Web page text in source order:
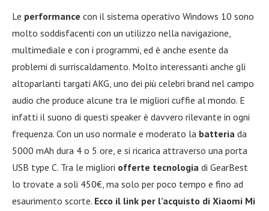
Le performance con il sistema operativo Windows 10 sono
molto soddisfacenti con un utilizzo nella navigazione,
multimediale e con i programmi, ed è anche esente da
problemi di surriscaldamento. Molto interessanti anche gli
altoparlanti targati AKG, uno dei più celebri brand nel campo
audio che produce alcune tra le migliori cuffie al mondo. E
infatti il suono di questi speaker è davvero rilevante in ogni
frequenza. Con un uso normale e moderato la batteria da
5000 mAh dura 4 o 5 ore, e si ricarica attraverso una porta
USB type C. Tra le migliori offerte tecnologia di GearBest
lo trovate a soli 450€, ma solo per poco tempo e fino ad
esaurimento scorte. Ecco il link per l’acquisto di Xiaomi Mi